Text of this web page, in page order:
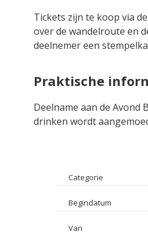
Tickets zijn te koop via de
over de wandelroute en
deelnemer een
Praktische
Deelname aan de
drinken wordt
Categorie
Begindatum
Van